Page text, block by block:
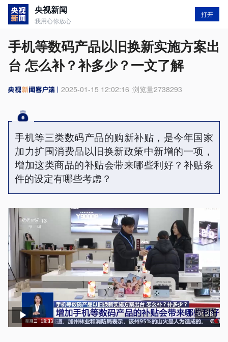
央视新闻
我用心你放心
打开
手机等数码产品以旧换新实施方案出
台 怎么补？补多少？一文了解
2025-01-15 12:02:16 浏览量2738293
手机等三类数码产品的购新补贴，是今年国家
加力扩围消费品以旧换新政策中新增的一项，
增加这类商品的补贴会带来哪些利好？补贴条
件的设定有哪些考虑？
01:28